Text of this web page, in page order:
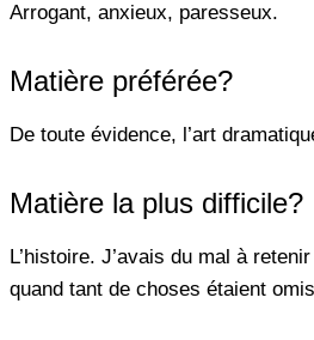
Arrogant, anxieux, paresseux.
Matière préférée?
De toute évidence, l’art
Matière la plus difficile?
L’histoire. J’avais du mal à
quand tant de choses étaient